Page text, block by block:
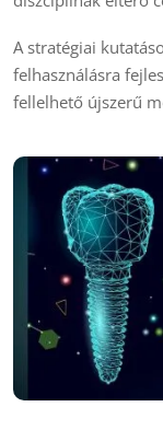
A stratégiai
felhasználásra
fellelhető újszerű